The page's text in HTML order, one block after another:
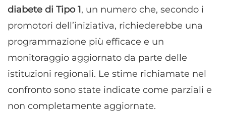
diabete di Tipo 1, un numero che, secondo i
promotori dell’iniziativa, richiederebbe una
programmazione più efficace e un
monitoraggio aggiornato da parte delle
istituzioni regionali. Le stime richiamate nel
confronto sono state indicate come parziali e
non completamente aggiornate.